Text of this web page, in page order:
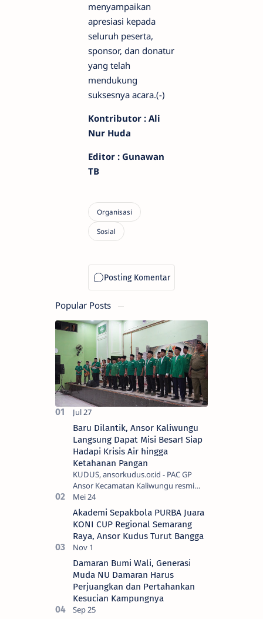
menyampaikan
apresiasi kepada
seluruh peserta,
sponsor, dan donatur
yang telah
mendukung
suksesnya acara.(-)
Kontributor : Ali
Nur Huda
Editor : Gunawan
TB
Popular Posts
Baru Dilantik, Ansor Kaliwungu
Langsung Dapat Misi Besar! Siap
Hadapi Krisis Air hingga
Ketahanan Pangan
KUDUS, ansorkudus.or.id - PAC GP
Ansor Kecamatan Kaliwungu resmi
memulai masa khidmat 2026–2029 di
bawah kepemimpinan Agung Widodo.
Prosesi pelant…
Akademi Sepakbola PURBA Juara
KONI CUP Regional Semarang
Raya, Ansor Kudus Turut Bangga
Damaran Bumi Wali, Generasi
Muda NU Damaran Harus
Perjuangkan dan Pertahankan
Kesucian Kampungnya